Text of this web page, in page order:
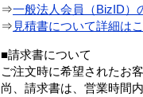
⇒一般法人会員（BizID）
⇒ 見積書について詳細は
■請求書について
ご注文時に希望されたお
尚、請求書は、営業時間